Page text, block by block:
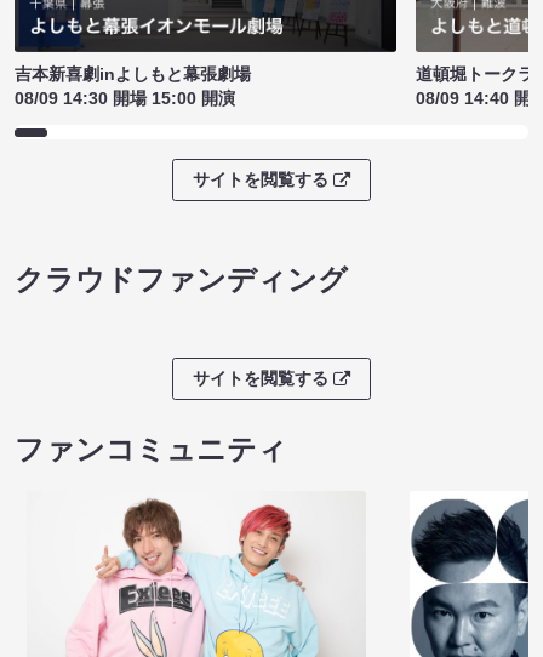
吉本新喜劇inよしもと幕張劇場
08/09 14:30 開場 15:00 開演
道頓堀トークラ
08/09 14:40 開
サイトを閲覧する
クラウドファンディング
サイトを閲覧する
ファンコミュニティ